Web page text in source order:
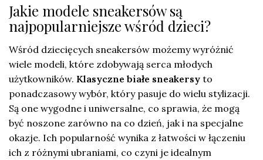
Jakie modele sneakersów są
najpopularniejsze wśród dzieci?
Wśród dziecięcych sneakersów możemy wyróżnić
wiele modeli, które zdobywają serca młodych
użytkowników. Klasyczne białe sneakersy to
ponadczasowy wybór, który pasuje do wielu stylizacji.
Są one wygodne i uniwersalne, co sprawia, że mogą
być noszone zarówno na co dzień, jak i na specjalne
okazje. Ich popularność wynika z łatwości w łączeniu
ich z różnymi ubraniami, co czyni je idealnym